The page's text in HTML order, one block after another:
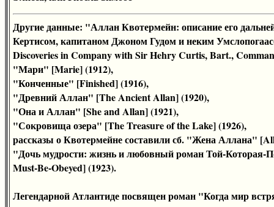
Другие данные: "Аллан Квотермейн: описание его
Кертисом, капитаном Джоном Гудом и неким
Discoveries in Company with Sir Hehry Curtis, Bart.,
"Мари" [Marie] (1912),
"Конченные" [Finished] (1916),
"Древний Аллан" [The Ancient Allan] (1920),
"Она и Аллан" [She and Allan] (1921),
"Сокровища озера" [The Treasure of the Lake] (1926),
рассказы о Квотермейне составили сб. "Жена Аллана"
"Дочь мудрости: жизнь и любовный роман Той-Которая-
Must-Be-Obeyed] (1923).
Легендарной Атлантиде посвящен роман "Когда мир